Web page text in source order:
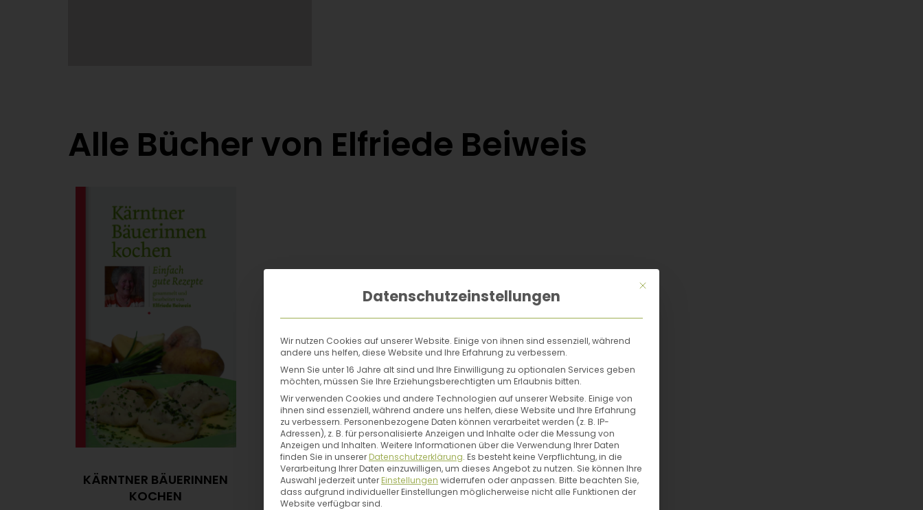
Alle Bücher von Elfriede Beiweis
KÄRNTNER BÄUERINNEN
KOCHEN
Mit diesem Button wird der Dialog geschlossen. Seine
Datenschutzeinstellungen
Wir nutzen Cookies auf unserer Website. Einige von ihnen sind essenziell, während
andere uns helfen, diese Website und Ihre Erfahrung zu verbessern.
Wenn Sie unter 16 Jahre alt sind und Ihre Einwilligung zu optionalen Services geben
möchten, müssen Sie Ihre Erziehungsberechtigten um Erlaubnis bitten.
Wir verwenden Cookies und andere Technologien auf unserer Website. Einige von
ihnen sind essenziell, während andere uns helfen, diese Website und Ihre Erfahrung
zu verbessern. Personenbezogene Daten können verarbeitet werden (z. B. IP-
Adressen), z. B. für personalisierte Anzeigen und Inhalte oder die Messung von
Anzeigen und Inhalten. Weitere Informationen über die Verwendung Ihrer Daten
finden Sie in unsererDatenschutzerklärung. Es besteht keine Verpflichtung, in die
Verarbeitung Ihrer Daten einzuwilligen, um dieses Angebot zu nutzen. Sie können Ihre
Auswahl jederzeit unterEinstellungen widerrufen oder anpassen. Bitte beachten Sie,
dass aufgrund individueller Einstellungen möglicherweise nicht alle Funktionen der
Website verfügbar sind.